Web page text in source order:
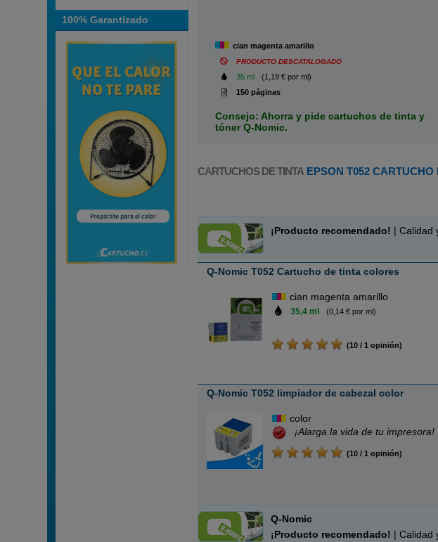
100% Garantizado
cian magenta amarillo
PRODUCTO DESCATALOGADO
35 ml
(1,19 € por ml)
150 páginas
Consejo: Ahorra y pide cartuchos de tinta y
tóner Q-Nomic.
CARTUCHOS DE TINTA EPSON T052 CARTUCHO
¡Producto recomendado! | Calidad
Q-Nomic T052 Cartucho de tinta colores
cian magenta amarillo
35,4 ml (0,14 € por ml)
(10 / 1 opinión)
Q-Nomic T052 limpiador de cabezal color
color
¡Alarga la vida de tu impresora!
(10 / 1 opinión)
Q-Nomic
¡Producto recomendado! | Calidad